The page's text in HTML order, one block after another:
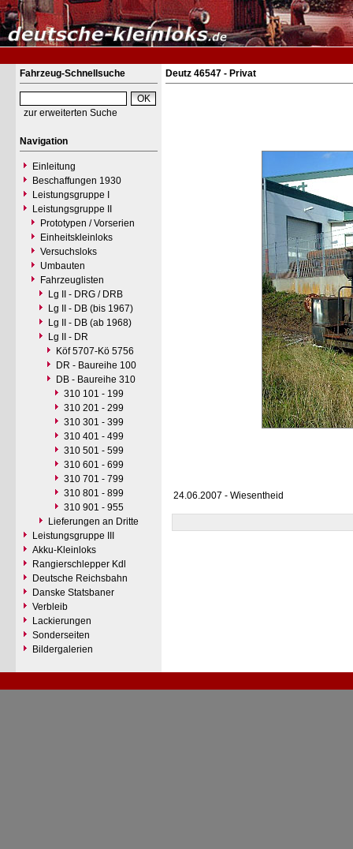
Fahrzeug-Schnellsuche
zur erweiterten Suche
Navigation
Einleitung
Beschaffungen 1930
Leistungsgruppe I
Leistungsgruppe II
Prototypen / Vorserien
Einheitskleinloks
Versuchsloks
Umbauten
Fahrzeuglisten
Lg II - DRG / DRB
Lg II - DB (bis 1967)
Lg II - DB (ab 1968)
Lg II - DR
Köf 5707-Kö 5756
DR - Baureihe 100
DB - Baureihe 310
310 101 - 199
310 201 - 299
310 301 - 399
310 401 - 499
310 501 - 599
310 601 - 699
310 701 - 799
310 801 - 899
310 901 - 955
Lieferungen an Dritte
Leistungsgruppe III
Akku-Kleinloks
Rangierschlepper Kdl
Deutsche Reichsbahn
Danske Statsbaner
Verbleib
Lackierungen
Sonderseiten
Bildergalerien
Deutz 46547 - Privat
24.06.2007 - Wiesentheid